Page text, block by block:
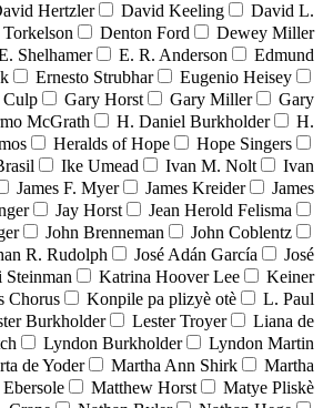
Hertzler David Keeling
David L.
Denton Ford
Dewey Miller
Shelhamer E. R. Anderson
Edmund
Ernesto Strubhar
Eugenio Heisey
Culp Gary Horst Gary Miller
Gary
McGrath H. Daniel Burkholder
H.
Heralds of Hope
Hope Singers
Ike Umead Ivan M. Nolt
Ivan
James F. Myer James Kreider
James
Jay Horst
Jean Herold Felisma
John Brenneman
John Coblentz
R. Rudolph José Adán García
José
Steinman Katrina Hoover Lee
Keiner
Chorus Konpile pa plizyè otè
L. Paul
Burkholder Lester Troyer
Liana de
Lyndon Burkholder
Lyndon Martin
de Yoder Martha Ann Shirk
Martha
Matthew Horst
Matye Pliskè